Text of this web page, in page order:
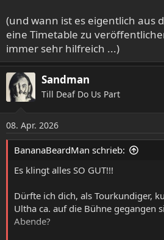
(und wann ist es eigentlich aus
eine Timetable zu
immer sehr hilfreich ...)
Sandman
Till Deaf Do Us Part
08. Apr. 2026
BananaBeardMan schrieb:
Es klingt alles SO GUT!!!
Dürfte ich dich, als Tourkundiger,
Ultha ca. auf die Bühne gegangen
Abende?